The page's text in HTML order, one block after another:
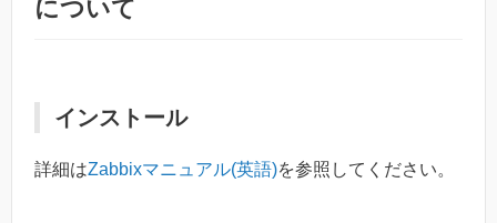
について
インストール
詳細はZabbixマニュアル(英語)を参照してください。